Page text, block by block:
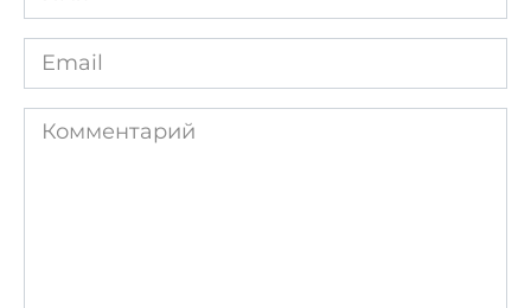
*
Email
*
Комментарий